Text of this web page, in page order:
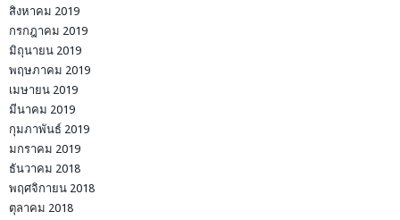
สิงหาคม 2019
กรกฎาคม 2019
มิถุนายน 2019
พฤษภาคม 2019
เมษายน 2019
มีนาคม 2019
กุมภาพันธ์ 2019
มกราคม 2019
ธันวาคม 2018
พฤศจิกายน 2018
ตุลาคม 2018